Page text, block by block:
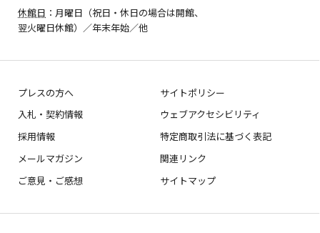
休館日 ：月曜日（祝日・休日の場合は開館、
翌火曜日休館）／年末年始／他
プレスの方へ
サイトポリシー
入札・契約情報
ウェブアクセシビリティ
採用情報
特定商取引法に基づく表記
メールマガジン
関連リンク
ご意見・ご感想
サイトマップ